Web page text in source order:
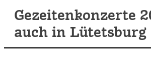
Gezeitenkonzerte
auch in Lütetsburg